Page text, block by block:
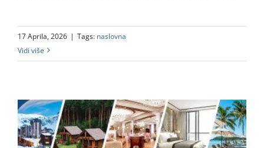
17 Aprila, 2026 | Tags: naslovna
Vidi više